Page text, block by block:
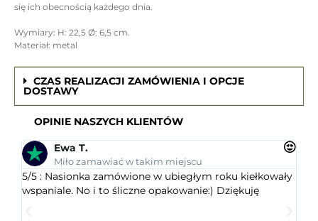
się ich obecnością każdego dnia.
Wymiary: H: 22,5 Ø: 6,5 cm.
Materiał: metal
CZAS REALIZACJI ZAMÓWIENIA I OPCJE
DOSTAWY
OPINIE NASZYCH KLIENTÓW
Ewa T.
Miło zamawiać w takim miejscu
5/5 : Nasionka zamówione w ubiegłym roku kiełkowały
wspaniale. No i to śliczne opakowanie:) Dziękuję